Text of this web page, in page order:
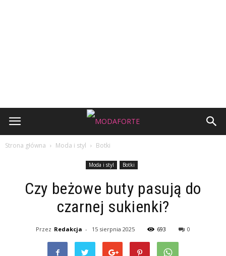
Strona główna Moda i styl Botki
Moda i styl Botki
Czy beżowe buty pasują do
czarnej sukienki?
Przez Redakcja - 15 sierpnia 2025 693 0